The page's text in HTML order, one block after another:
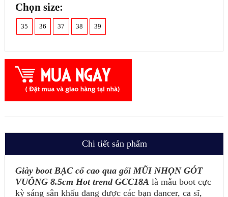
Chọn size:
35 36 37 38 39
Chi tiết sản phẩm
Giày boot BẠC cổ cao qua gối MŨI NHỌN GÓT
VUÔNG 8.5cm Hot trend GCC18A là mẫu boot cực
kỳ sáng sân khấu đang được các bạn dancer, ca sĩ,